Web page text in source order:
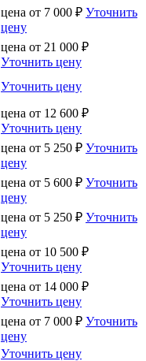
цена от 7 000 ₽ Уточнить
цену
цена от 21 000 ₽
Уточнить цену
Уточнить цену
цена от 12 600 ₽
Уточнить цену
цена от 5 250 ₽ Уточнить
цену
цена от 5 600 ₽ Уточнить
цену
цена от 5 250 ₽ Уточнить
цену
цена от 10 500 ₽
Уточнить цену
цена от 14 000 ₽
Уточнить цену
цена от 7 000 ₽ Уточнить
цену
Уточнить цену